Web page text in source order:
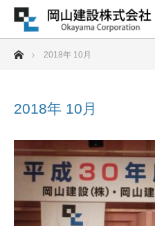
ホーム2018年 10月
2018年 10月